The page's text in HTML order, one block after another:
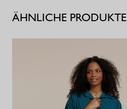
ÄHNLICHE PRODUKTE